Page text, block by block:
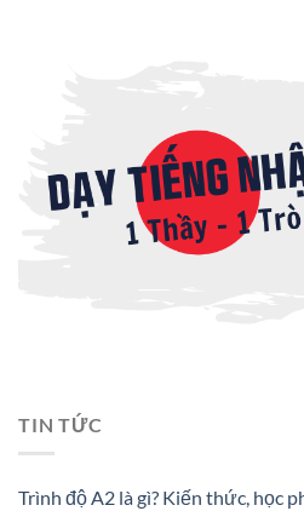
TIN TỨC
Trình độ A2 là gì? Kiến thức, học